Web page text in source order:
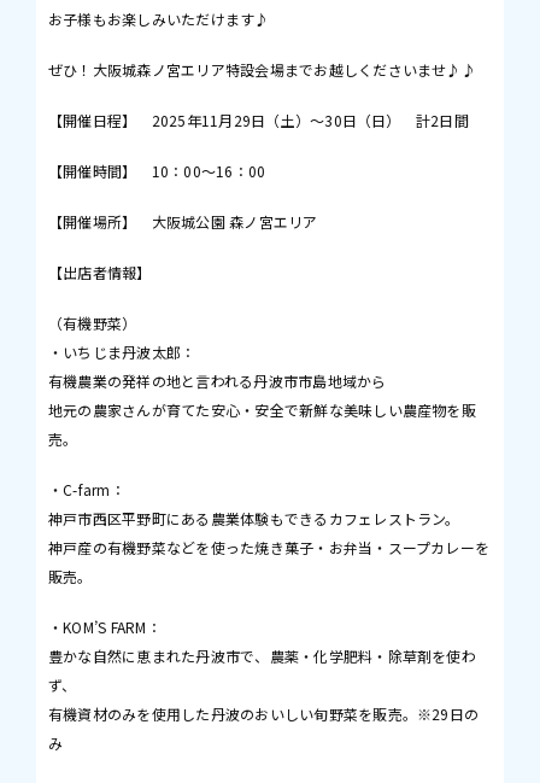
お子様もお楽しみいただけます♪
ぜひ！大阪城森ノ宮エリア特設会場までお越しくださいませ♪♪
【開催日程】 2025年11月29日（土）～30日（日） 計2日間
【開催時間】 10：00～16：00
【開催場所】 大阪城公園 森ノ宮エリア
【出店者情報】
（有機野菜）
・いちじま丹波太郎：
有機農業の発祥の地と言われる丹波市市島地域から
地元の農家さんが育てた安心・安全で新鮮な美味しい農産物を販
売。
・C-farm：
神戸市西区平野町にある農業体験もできるカフェレストラン。
神戸産の有機野菜などを使った焼き菓子・お弁当・スープカレーを
販売。
・KOM’S FARM：
豊かな自然に恵まれた丹波市で、農薬・化学肥料・除草剤を使わ
ず、
有機資材のみを使用した丹波のおいしい旬野菜を販売。※29日の
み